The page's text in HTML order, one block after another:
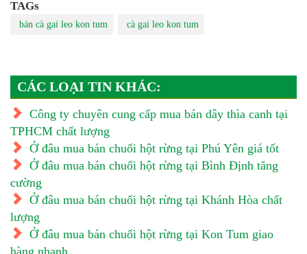
TAGs
bán cà gai leo kon tum cà gai leo kon tum
CÁC LOẠI TIN KHÁC:
Công ty chuyên cung cấp mua bán dây thìa canh tại
TPHCM chất lượng
Ở đâu mua bán chuối hột rừng tại Phú Yên giá tốt
Ở đâu mua bán chuối hột rừng tại Bình Định tăng
cường
Ở đâu mua bán chuối hột rừng tại Khánh Hòa chất
lượng
Ở đâu mua bán chuối hột rừng tại Kon Tum giao